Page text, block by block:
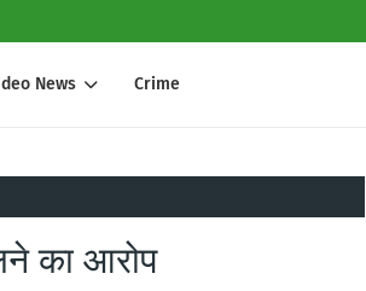
News Crime
का आरोप